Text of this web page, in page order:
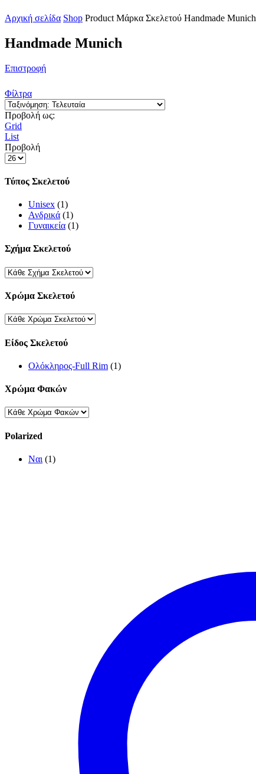
Αρχική σελίδα Shop Product Μάρκα Σκελετού Handmade Munich
Handmade Munich
Επιστροφή
Φίλτρα
Προβολή ως:
Grid
List
Προβολή
Products
page
Τύπος Σκελετού
Unisex (1)
Ανδρικά (1)
Γυναικεία (1)
Σχήμα Σκελετού
Χρώμα Σκελετού
Είδος Σκελετού
Ολόκληρος-Full Rim (1)
Χρώμα Φακών
Polarized
Ναι (1)